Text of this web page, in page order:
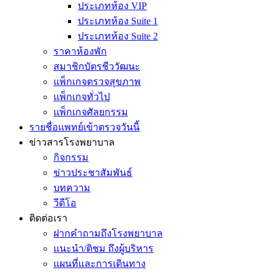
ประเภทห้อง VIP
ประเภทห้อง Suite 1
ประเภทห้อง Suite 2
ราคาห้องพัก
สมาชิกบัตรชีววัฒนะ
แพ็กเกจตรวจสุขภาพ
แพ็กเกจทั่วไป
แพ็กเกจศัลยกรรม
รายชื่อแพทย์เข้าตรวจวันนี้
ข่าวสารโรงพยาบาล
กิจกรรม
ข่าวประชาสัมพันธ์
บทความ
วีดีโอ
ติดต่อเรา
ฝากคำถามถึงโรงพยาบาล
แนะนำ/ติชม ถึงผู้บริหาร
แผนที่และการเดินทาง